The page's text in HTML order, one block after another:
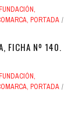
,
, PORTADA
FICHA Nº 140.
,
, PORTADA